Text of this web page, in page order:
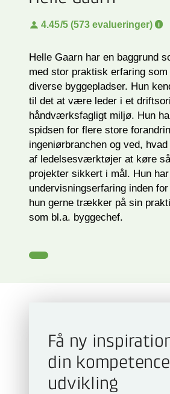
4.45/5 (573 evalueringer)
Helle Gaarn har en baggrund
med stor praktisk erfaring som
diverse byggepladser. Hun
til det at være leder i et
håndværksfagligt miljø. Hun
spidsen for flere store
ingeniørbranchen og ved,
af ledelsesværktøjer at køre
projekter sikkert i mål. Hun
undervisningserfaring inden
hun gerne trækker på sin
som bl.a. byggechef.
Få ny
din
udvikling